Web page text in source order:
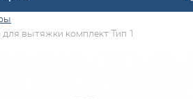
вытяжки комплект Тип 1